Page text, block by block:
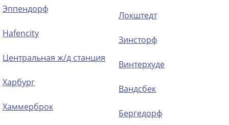
Эппендорф
Hafencity
Центральная ж/д станция
Харбург
Хаммерброк
Локштедт
Зинсторф
Винтерхуде
Вандсбек
Бергедорф